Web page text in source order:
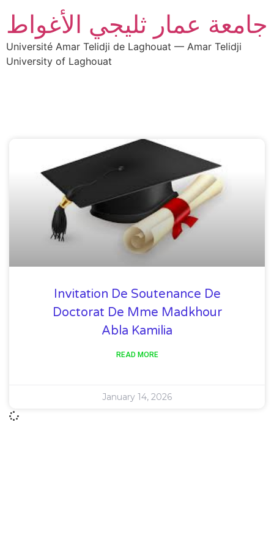
جامعة عمار ثليجي الأغواط
Université Amar Telidji de Laghouat — Amar Telidji
University of Laghouat
Invitation De Soutenance De
Doctorat De Mme Madkhour
Abla Kamilia
READ MORE
January 14, 2026